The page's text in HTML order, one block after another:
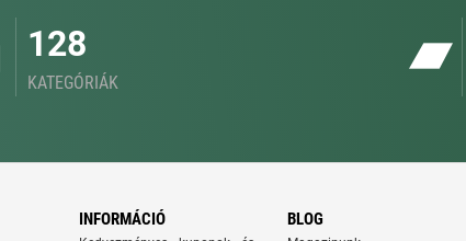
128
KATEGÓRIÁK
INFORMÁCIÓ BLOG